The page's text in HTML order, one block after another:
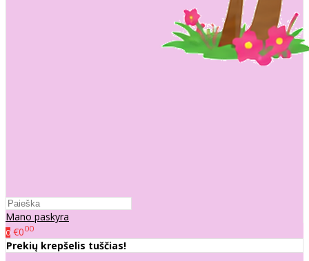
Mano paskyra
0 €000
Prekių krepšelis tuščias!